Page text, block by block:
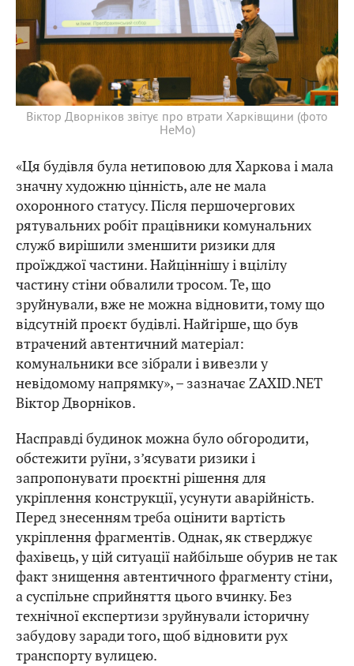
Віктор Дворніков звітує про втрати Харківщини (фото
HeMo)
«Ця будівля була нетиповою для Харкова і мала
значну художню цінність, але не мала
охоронного статусу. Після першочергових
рятувальних робіт працівники комунальних
служб вирішили зменшити ризики для
проїжджої частини. Найціннішу і вцілілу
частину стіни обвалили тросом. Те, що
зруйнували, вже не можна відновити, тому що
відсутній проєкт будівлі. Найгірше, що був
втрачений автентичний матеріал:
комунальники все зібрали і вивезли у
невідомому напрямку», – зазначає ZAXID.NET
Віктор Дворніков.
Насправді будинок можна було обгородити,
обстежити руїни, з’ясувати ризики і
запропонувати проєктні рішення для
укріплення конструкції, усунути аварійність.
Перед знесенням треба оцінити вартість
укріплення фрагментів. Однак, як стверджує
фахівець, у цій ситуації найбільше обурив не так
факт знищення автентичного фрагменту стіни,
а суспільне сприйняття цього вчинку. Без
технічної експертизи зруйнували історичну
забудову заради того, щоб відновити рух
транспорту вулицею.